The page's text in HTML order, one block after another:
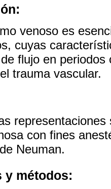
venoso es
cuyas
flujo en
trauma vascular.
con fines
Neuman.
y métodos: